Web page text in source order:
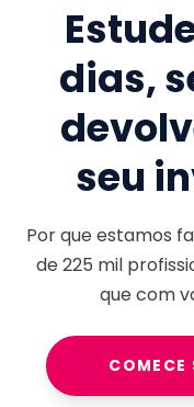
dias,
seu
Por que estamos
de225 mil
que com
COMECE